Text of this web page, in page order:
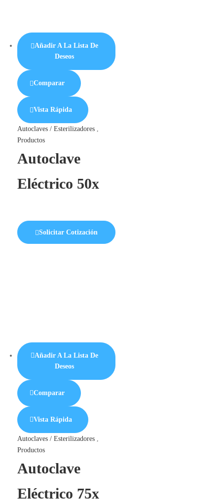
Añadir A La Lista De
Deseos
Comparar
Vista Rápida
Autoclaves / Esterilizadores,
Productos
Autoclave
Eléctrico 50x
Solicitar Cotización
Añadir A La Lista De
Deseos
Comparar
Vista Rápida
Autoclaves / Esterilizadores,
Productos
Autoclave
Eléctrico 75x